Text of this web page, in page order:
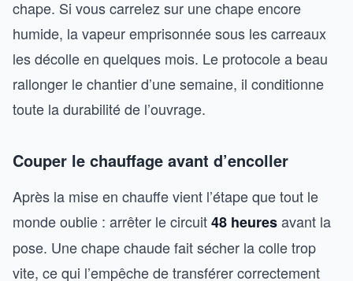
chape. Si vous carrelez sur une chape encore
humide, la vapeur emprisonnée sous les carreaux
les décolle en quelques mois. Le protocole a beau
rallonger le chantier d’une semaine, il conditionne
toute la durabilité de l’ouvrage.
Couper le chauffage avant d’encoller
Après la mise en chauffe vient l’étape que tout le
monde oublie : arrêter le circuit48 heuresavant la
pose. Une chape chaude fait sécher la colle trop
vite, ce qui l’empêche de transférer correctement